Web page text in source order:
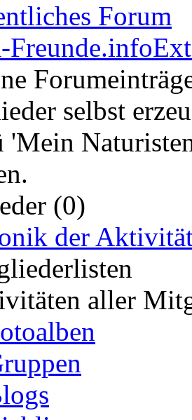
Forum
selbst
'Mein
(0)
der
aller